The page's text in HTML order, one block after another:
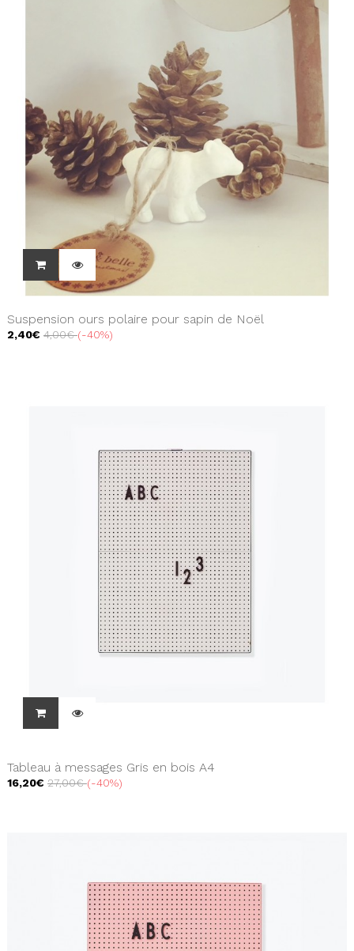
Suspension ours polaire pour sapin de Noël
2,40€ 4,00€ -40%
Tableau à messages Gris en bois A4
16,20€ 27,00€ -40%